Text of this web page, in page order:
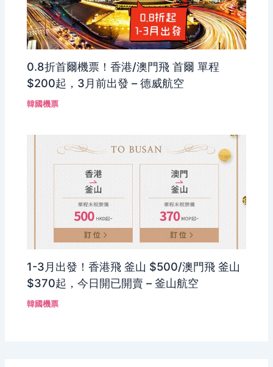
0.8折首爾機票！香港/澳門飛 首爾 單程
$200起，3月前出發 – 德威航空
韓國機票
1-3月出發！香港飛 釜山 $500/澳門飛 釜山
$370起，今日開已開賣 – 釜山航空
韓國機票